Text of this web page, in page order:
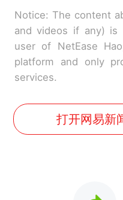
Notice: The content
and videos if any) is
user of NetEase
platform and only
services.
打开网易新